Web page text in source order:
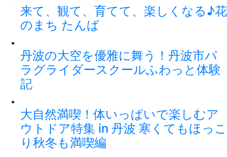
来て、観て、育てて、楽しくなる♪花
のまち たんば
丹波の大空を優雅に舞う！丹波市パ
ラグライダースクールふわっと体験
記
大自然満喫！体いっぱいで楽しむア
ウトドア特集 in 丹波 寒くてもほっこ
り秋冬も満喫編